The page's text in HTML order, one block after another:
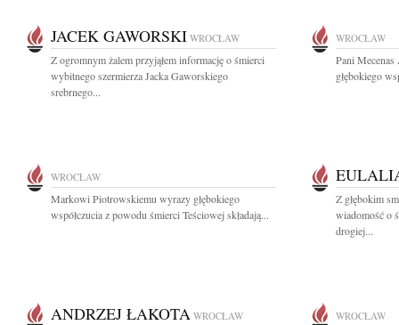
JACEK GAWORSKI WROCŁAW
Z ogromnym żalem przyjąłem informację o śmierci
wybitnego szermierza Jacka Gaworskiego
srebrnego...
WROCŁAW
Pani
głębokiego
WROCŁAW
Markowi Piotrowskiemu wyrazy głębokiego
współczucia z powodu śmierci Teściowej składają...
Z głębokim
wiadomość o
drogiej...
ANDRZEJ ŁAKOTA WROCŁAW WROCŁAW